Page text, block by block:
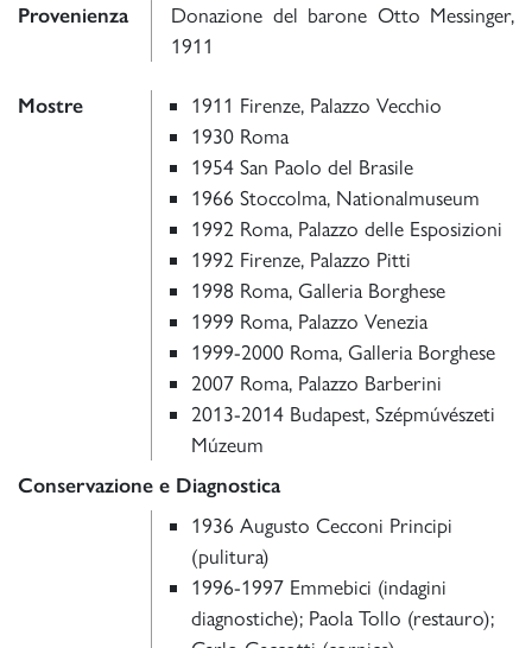
Provenienza
Donazione del barone Otto Messinger,
1911
Mostre
1911 Firenze, Palazzo Vecchio
1930 Roma
1954 San Paolo del Brasile
1966 Stoccolma, Nationalmuseum
1992 Roma, Palazzo delle Esposizioni
1992 Firenze, Palazzo Pitti
1998 Roma, Galleria Borghese
1999 Roma, Palazzo Venezia
1999-2000 Roma, Galleria Borghese
2007 Roma, Palazzo Barberini
2013-2014 Budapest, Szépmúvészeti
Múzeum
Conservazione e Diagnostica
1936 Augusto Cecconi Principi
(pulitura)
1996-1997 Emmebici (indagini
diagnostiche); Paola Tollo (restauro);